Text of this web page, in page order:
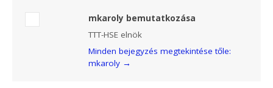
mkaroly bemutatkozása
TTT-HSE elnök
Minden bejegyzés megtekintése tőle:
mkaroly →